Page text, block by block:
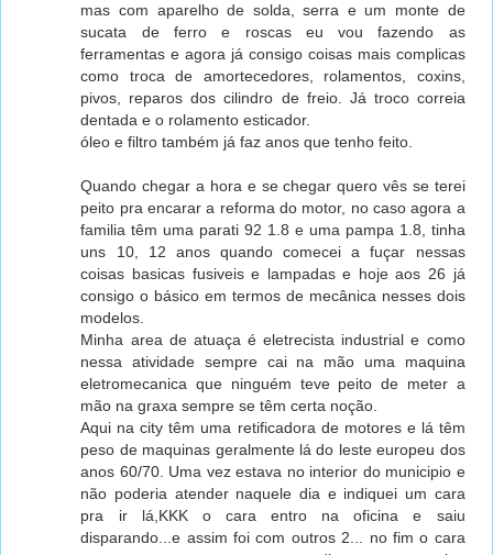
mas com aparelho de solda, serra e um monte de
sucata de ferro e roscas eu vou fazendo as
ferramentas e agora já consigo coisas mais complicas
como troca de amortecedores, rolamentos, coxins,
pivos, reparos dos cilindro de freio. Já troco correia
dentada e o rolamento esticador.
óleo e filtro também já faz anos que tenho feito.
Quando chegar a hora e se chegar quero vês se terei
peito pra encarar a reforma do motor, no caso agora a
familia têm uma parati 92 1.8 e uma pampa 1.8, tinha
uns 10, 12 anos quando comecei a fuçar nessas
coisas basicas fusiveis e lampadas e hoje aos 26 já
consigo o básico em termos de mecânica nesses dois
modelos.
Minha area de atuaça é eletrecista industrial e como
nessa atividade sempre cai na mão uma maquina
eletromecanica que ninguém teve peito de meter a
mão na graxa sempre se têm certa noção.
Aqui na city têm uma retificadora de motores e lá têm
peso de maquinas geralmente lá do leste europeu dos
anos 60/70. Uma vez estava no interior do municipio e
não poderia atender naquele dia e indiquei um cara
pra ir lá,KKK o cara entro na oficina e saiu
disparando...e assim foi com outros 2... no fim o cara